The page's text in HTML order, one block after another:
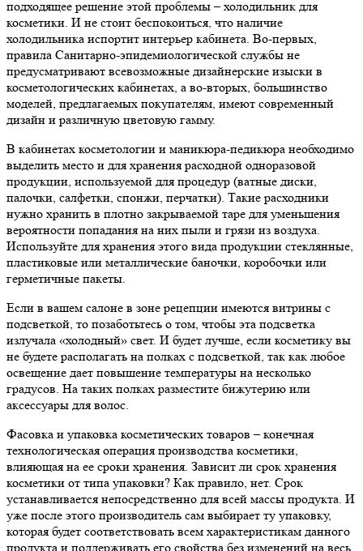
подходящее решение этой проблемы – холодильник для
косметики. И не стоит беспокоиться, что наличие
холодильника испортит интерьер кабинета. Во-первых,
правила Санитарно-эпидемиологической службы не
предусматривают всевозможные дизайнерские изыски в
косметологических кабинетах, а во-вторых, большинство
моделей, предлагаемых покупателям, имеют современный
дизайн и различную цветовую гамму.
В кабинетах косметологии и маникюра-педикюра необходимо
выделить место и для хранения расходной одноразовой
продукции, используемой для процедур (ватные диски,
палочки, салфетки, спонжи, перчатки). Такие расходники
нужно хранить в плотно закрываемой таре для уменьшения
вероятности попадания на них пыли и грязи из воздуха.
Используйте для хранения этого вида продукции стеклянные,
пластиковые или металлические баночки, коробочки или
герметичные пакеты.
Если в вашем салоне в зоне рецепции имеются витрины с
подсветкой, то позаботьтесь о том, чтобы эта подсветка
излучала «холодный» свет. И будет лучше, если косметику вы
не будете располагать на полках с подсветкой, так как любое
освещение дает повышение температуры на несколько
градусов. На таких полках разместите бижутерию или
аксессуары для волос.
Фасовка и упаковка косметических товаров – конечная
технологическая операция производства косметики,
влияющая на ее сроки хранения. Зависит ли срок хранения
косметики от типа упаковки? Как правило, нет. Срок
устанавливается непосредственно для всей массы продукта. И
уже после этого производитель сам выбирает ту упаковку,
которая будет соответствовать всем характеристикам данного
продукта и поддерживать его свойства без изменений на весь